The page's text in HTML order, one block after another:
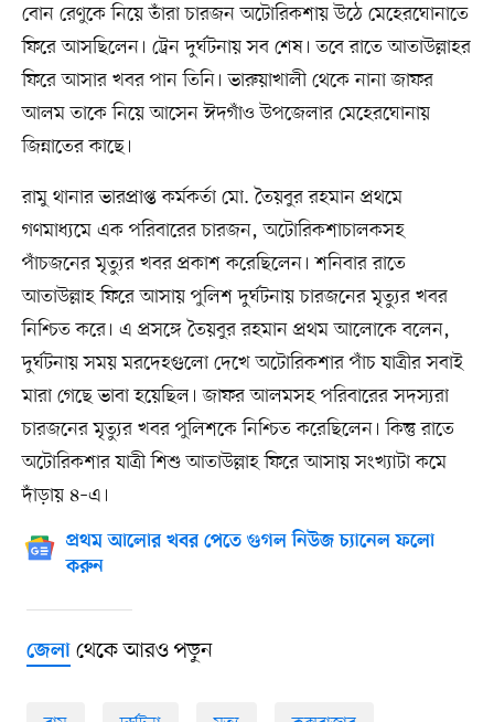
বোন রেণুকে নিয়ে তাঁরা চারজন অটোরিকশায় উঠে মেহেরঘোনাতে
ফিরে আসছিলেন। ট্রেন দুর্ঘটনায় সব শেষ। তবে রাতে আতাউল্লাহর
ফিরে আসার খবর পান তিনি। ভারুয়াখালী থেকে নানা জাফর
আলম তাকে নিয়ে আসেন ঈদগাঁও উপজেলার মেহেরঘোনায়
জিন্নাতের কাছে।
রামু থানার ভারপ্রাপ্ত কর্মকর্তা মো. তৈয়বুর রহমান প্রথমে
গণমাধ্যমে এক পরিবারের চারজন, অটোরিকশাচালকসহ
পাঁচজনের মৃত্যুর খবর প্রকাশ করেছিলেন। শনিবার রাতে
আতাউল্লাহ ফিরে আসায় পুলিশ দুর্ঘটনায় চারজনের মৃত্যুর খবর
নিশ্চিত করে। এ প্রসঙ্গে তৈয়বুর রহমান প্রথম আলোকে বলেন,
দুর্ঘটনায় সময় মরদেহগুলো দেখে অটোরিকশার পাঁচ যাত্রীর সবাই
মারা গেছে ভাবা হয়েছিল। জাফর আলমসহ পরিবারের সদস্যরা
চারজনের মৃত্যুর খবর পুলিশকে নিশ্চিত করেছিলেন। কিন্তু রাতে
অটোরিকশার যাত্রী শিশু আতাউল্লাহ ফিরে আসায় সংখ্যাটা কমে
দাঁড়ায় ৪–এ।
প্রথম আলোর খবর পেতে গুগল নিউজ চ্যানেল ফলো
করুন
জেলাথেকে আরও পড়ুন